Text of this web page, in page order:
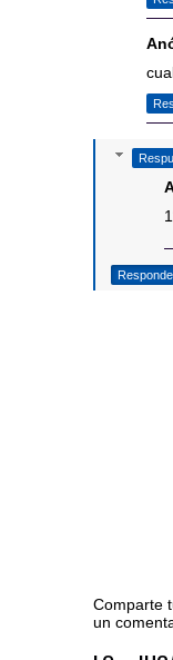
Comparte
un
Ir al editor